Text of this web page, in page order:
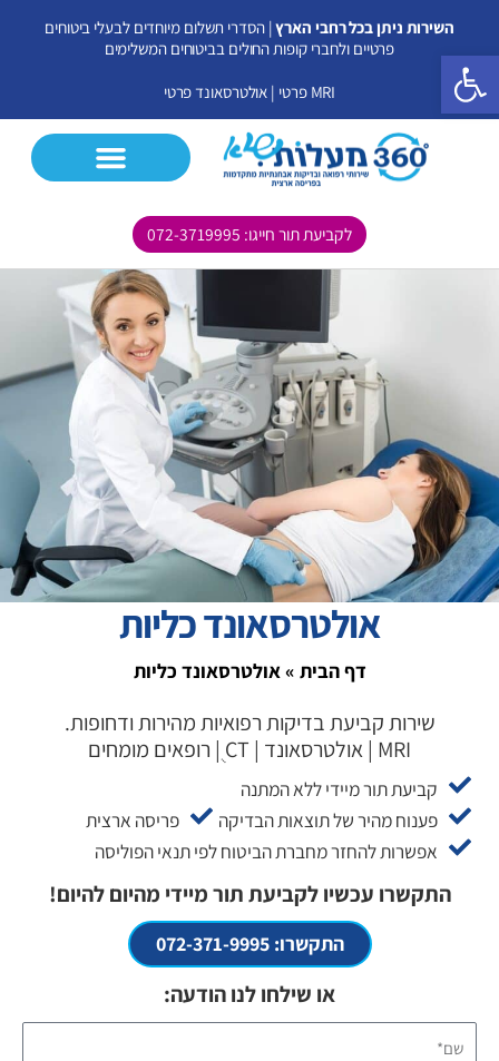
השירות ניתן בכל רחבי הארץ| הסדרי תשלום מיוחדים לבעלי ביטוחים
פרטיים ולחברי קופות החולים בביטוחים המשלימים
MRI פרטי | אולטרסאונד פרטי
לקביעת תור חייגו: 072-3719995
אולטרסאונד כליות
דף הבית »אולטרסאונד כליות
שירות קביעת בדיקות רפואיות מהירות ודחופות.
MRI | אולטרסאונד | CT ֻ| רופאים מומחים
קביעת תור מיידי ללא המתנה
פענוח מהיר של תוצאות הבדיקה
פריסה ארצית
אפשרות להחזר מחברת הביטוח לפי תנאי הפוליסה
התקשרו עכשיו לקביעת תור מיידי מהיום להיום!
התקשרו: 072-371-9995
או שילחו לנו הודעה:
פתח סרגל נגישות